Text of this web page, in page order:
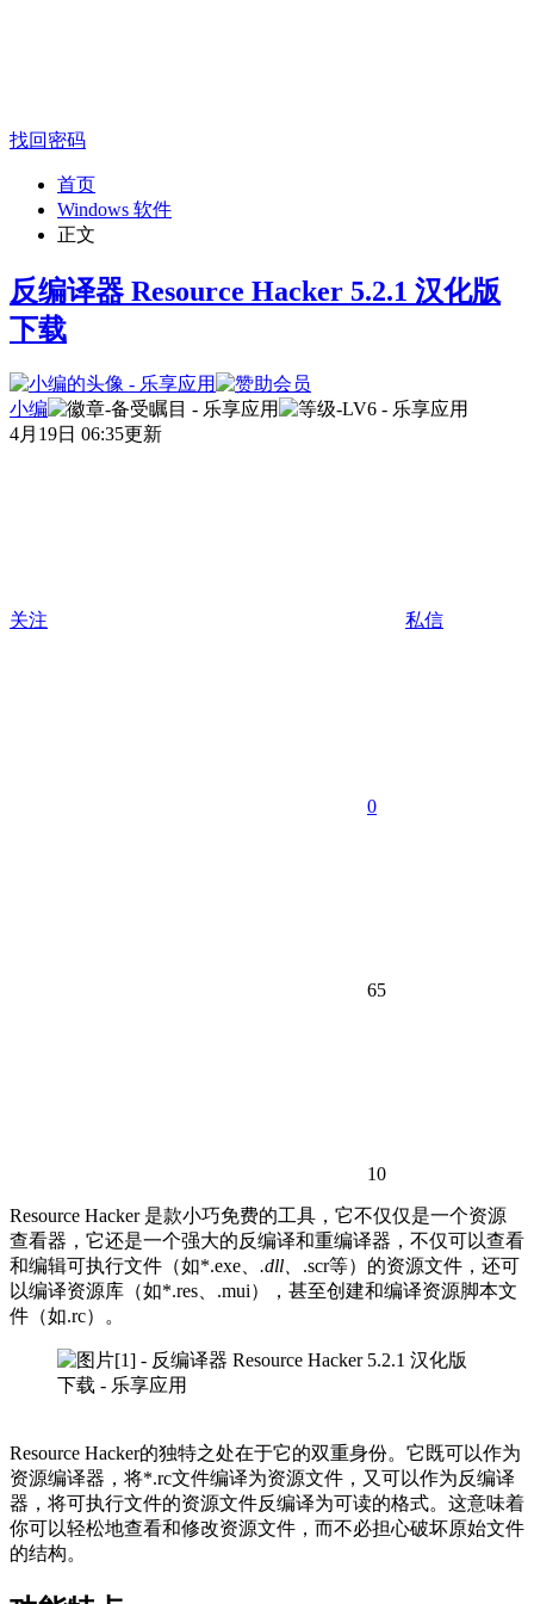
找回密码
首页
Windows 软件
正文
反编译器 Resource Hacker 5.2.1 汉化版
下载
小编
4月19日 06:35更新
关注 私信
0
65
10
Resource Hacker 是款小巧免费的工具，它不仅仅是一个资源
查看器，它还是一个强大的反编译和重编译器，不仅可以查看
和编辑可执行文件（如*.exe、 .dll、 .scr等）的资源文件，还可
以编译资源库（如*.res、.mui），甚至创建和编译资源脚本文
件（如.rc）。
Resource Hacker的独特之处在于它的双重身份。它既可以作为
资源编译器，将*.rc文件编译为资源文件，又可以作为反编译
器，将可执行文件的资源文件反编译为可读的格式。这意味着
你可以轻松地查看和修改资源文件，而不必担心破坏原始文件
的结构。